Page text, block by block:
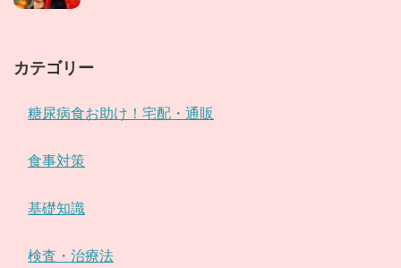
カテゴリー
糖尿病食お助け！宅配・通販
食事対策
基礎知識
検査・治療法